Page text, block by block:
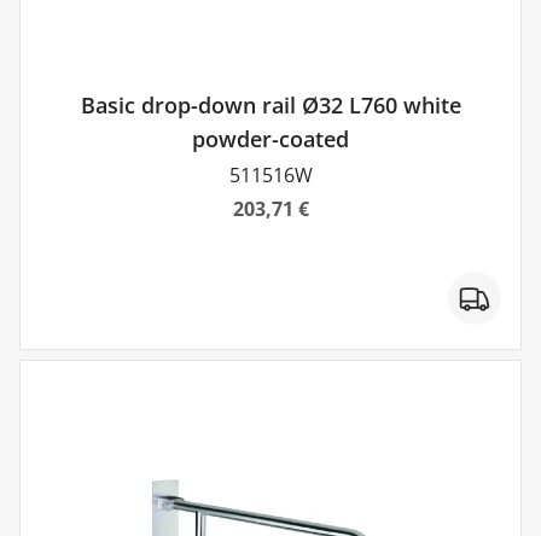
Basic drop-down rail Ø32 L760 white
powder-coated
511516W
203,71 €